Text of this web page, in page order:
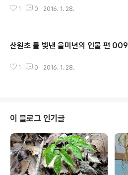
1 0 2016. 1. 28.
산원초 를 빛낸 을미년의 인물 편 009
1 0 2016. 1. 28.
이 블로그 인기글